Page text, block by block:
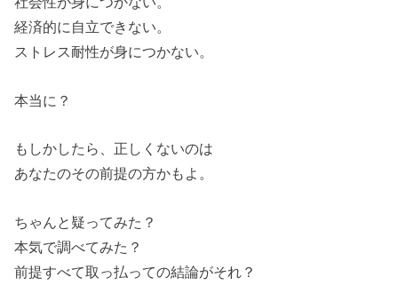
経済的に自立できない。
ストレス耐性が身につかない。
本当に？
もしかしたら、正しくないのは
あなたのその前提の方かもよ。
ちゃんと疑ってみた？
本気で調べてみた？
前提すべて取っ払っての結論がそれ？